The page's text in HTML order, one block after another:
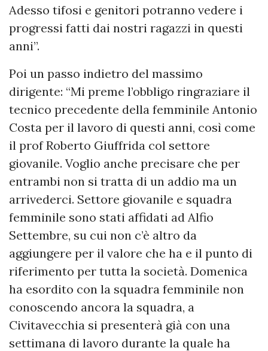
Adesso tifosi e genitori potranno vedere i
progressi fatti dai nostri ragazzi in questi
anni”.
Poi un passo indietro del massimo
dirigente: “Mi preme l’obbligo ringraziare il
tecnico precedente della femminile Antonio
Costa per il lavoro di questi anni, così come
il prof Roberto Giuffrida col settore
giovanile. Voglio anche precisare che per
entrambi non si tratta di un addio ma un
arrivederci. Settore giovanile e squadra
femminile sono stati affidati ad Alfio
Settembre, su cui non c’è altro da
aggiungere per il valore che ha e il punto di
riferimento per tutta la società. Domenica
ha esordito con la squadra femminile non
conoscendo ancora la squadra, a
Civitavecchia si presenterà già con una
settimana di lavoro durante la quale ha